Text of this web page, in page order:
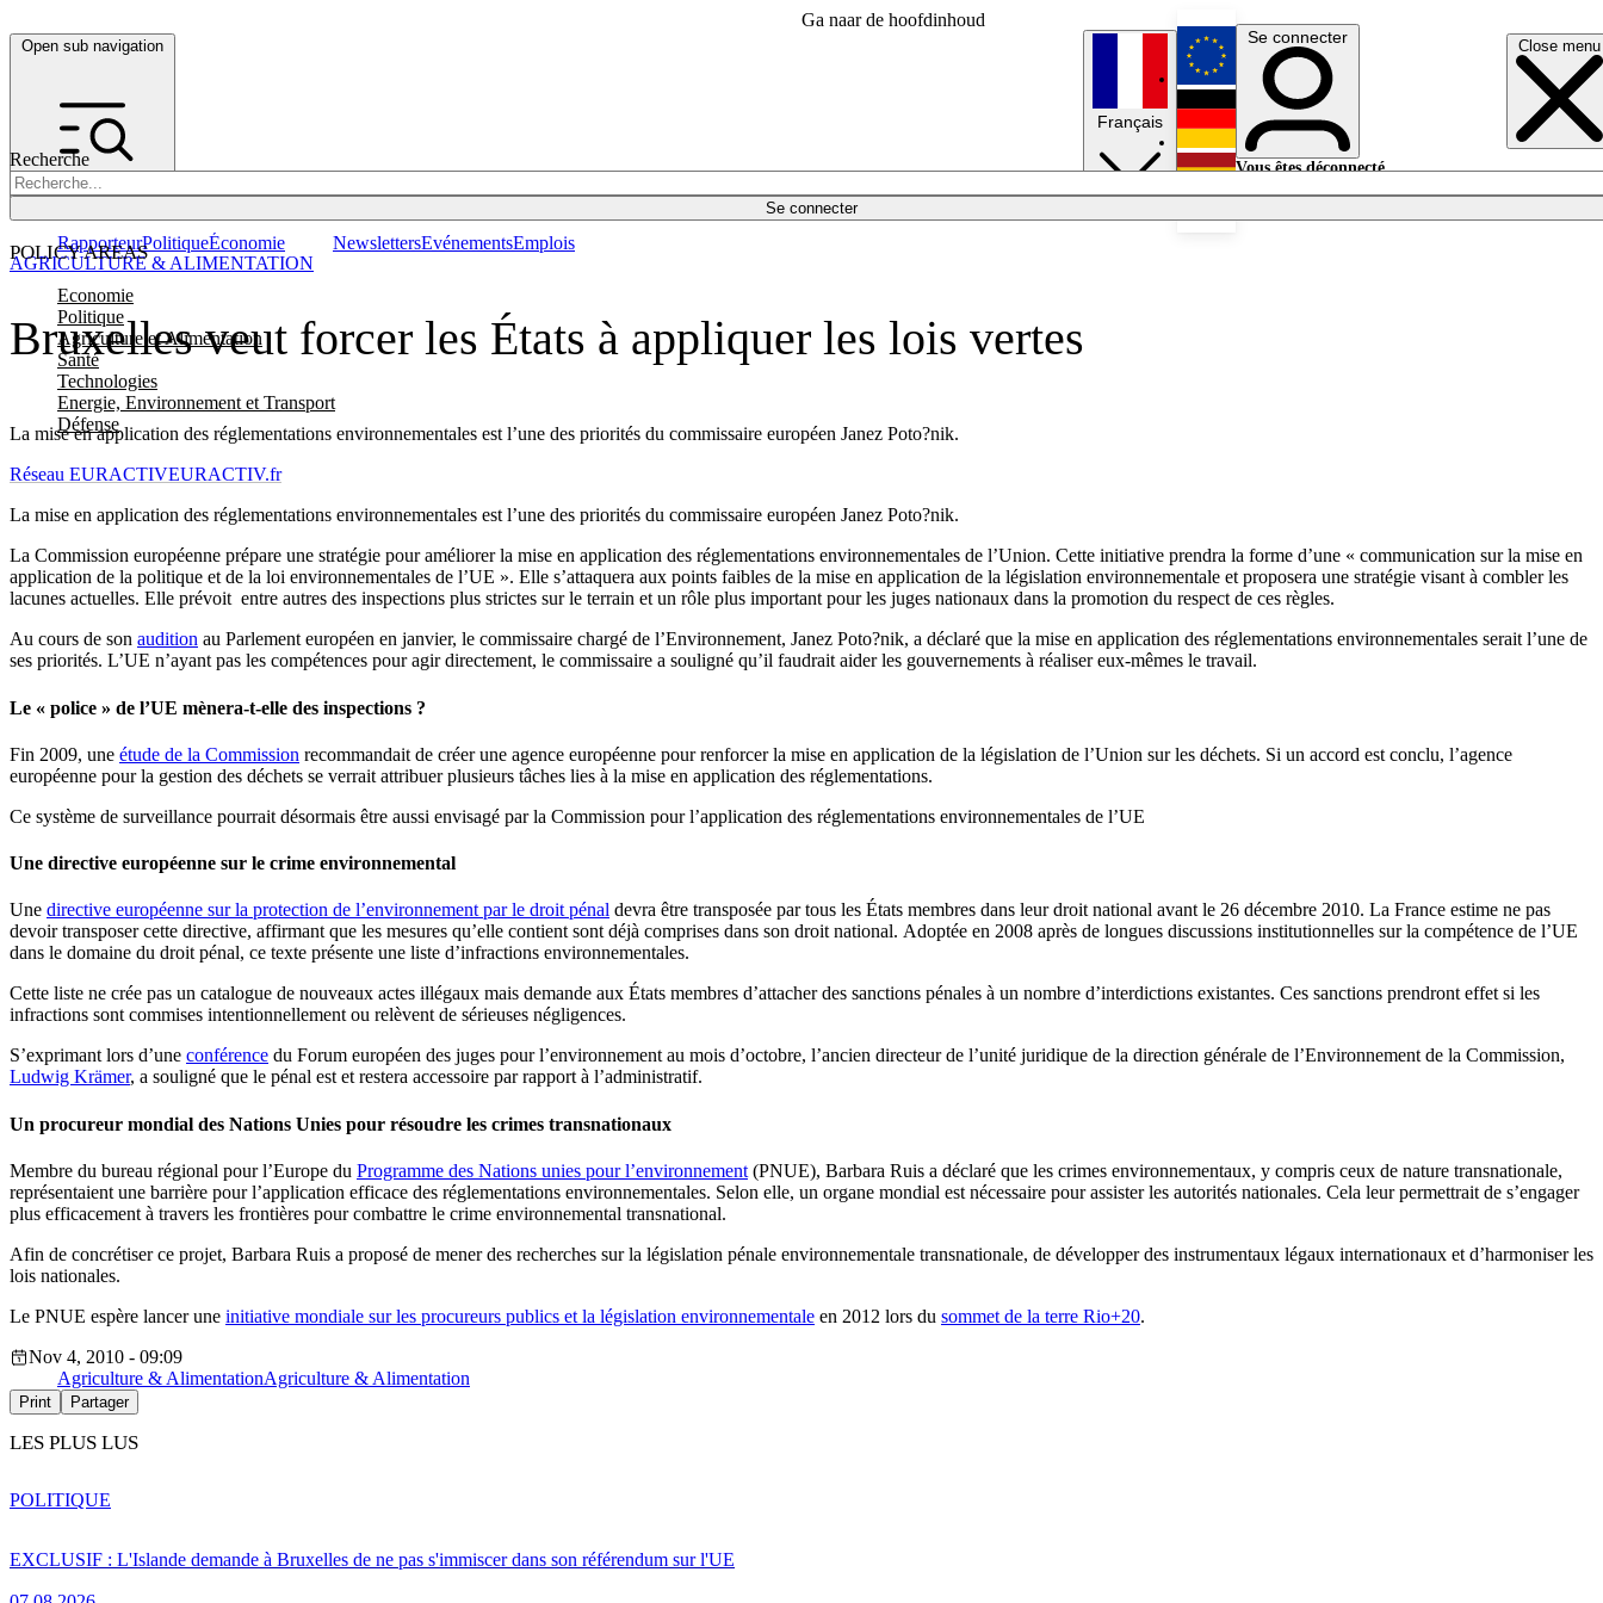
Ga naar de hoofdinhoud
Open sub navigation Close menu
Recherche
Se connecter
POLICY AREAS
Economie
Politique
Agriculture et Alimentation
Santé
Technologies
Energie, Environnement et Transport
Défense
RapporteurPolitiqueÉconomie NewslettersEvénementsEmplois
Français
English
Deutsch
Se connecter
Vous êtes déconnecté.
Bruxelles veut forcer les États à appliquer les lois vertes
La mise en application des réglementations environnementales est l’une des priorités du commissaire européen Janez Poto?nik.
AGRICULTURE & ALIMENTATION
Réseau EURACTIVEURACTIV.fr
La mise en application des réglementations environnementales est l’une des priorités du commissaire européen Janez Poto?nik.
La Commission européenne prépare une stratégie pour améliorer la mise en application des réglementations environnementales de l’Union. Cette initiative prendra la forme d’une « communication sur la mise en
application de la politique et de la loi environnementales de l’UE ». Elle s’attaquera aux points faibles de la mise en application de la législation environnementale et proposera une stratégie visant à combler les
lacunes actuelles. Elle prévoit entre autres des inspections plus strictes sur le terrain et un rôle plus important pour les juges nationaux dans la promotion du respect de ces règles.
Au cours de son audition au Parlement européen en janvier, le commissaire chargé de l’Environnement, Janez Poto?nik, a déclaré que la mise en application des réglementations environnementales serait l’une de
ses priorités. L’UE n’ayant pas les compétences pour agir directement, le commissaire a souligné qu’il faudrait aider les gouvernements à réaliser eux-mêmes le travail.
Le « police » de l’UE mènera-t-elle des inspections ?
Fin 2009, une étude de la Commission recommandait de créer une agence européenne pour renforcer la mise en application de la législation de l’Union sur les déchets. Si un accord est conclu, l’agence
européenne pour la gestion des déchets se verrait attribuer plusieurs tâches lies à la mise en application des réglementations.
Ce système de surveillance pourrait désormais être aussi envisagé par la Commission pour l’application des réglementations environnementales de l’UE
Une directive européenne sur le crime environnemental
Une directive européenne sur la protection de l’environnement par le droit pénal devra être transposée par tous les États membres dans leur droit national avant le 26 décembre 2010. La France estime ne pas
devoir transposer cette directive, affirmant que les mesures qu’elle contient sont déjà comprises dans son droit national. Adoptée en 2008 après de longues discussions institutionnelles sur la compétence de l’UE
dans le domaine du droit pénal, ce texte présente une liste d’infractions environnementales.
Cette liste ne crée pas un catalogue de nouveaux actes illégaux mais demande aux États membres d’attacher des sanctions pénales à un nombre d’interdictions existantes. Ces sanctions prendront effet si les
infractions sont commises intentionnellement ou relèvent de sérieuses négligences.
S’exprimant lors d’une conférence du Forum européen des juges pour l’environnement au mois d’octobre, l’ancien directeur de l’unité juridique de la direction générale de l’Environnement de la Commission,
Ludwig Krämer, a souligné que le pénal est et restera accessoire par rapport à l’administratif.
Un procureur mondial des Nations Unies pour résoudre les crimes transnationaux
Membre du bureau régional pour l’Europe du Programme des Nations unies pour l’environnement (PNUE), Barbara Ruis a déclaré que les crimes environnementaux, y compris ceux de nature transnationale,
représentaient une barrière pour l’application efficace des réglementations environnementales. Selon elle, un organe mondial est nécessaire pour assister les autorités nationales. Cela leur permettrait de s’engager
plus efficacement à travers les frontières pour combattre le crime environnemental transnational.
Afin de concrétiser ce projet, Barbara Ruis a proposé de mener des recherches sur la législation pénale environnementale transnationale, de développer des instrumentaux légaux internationaux et d’harmoniser les
lois nationales.
Le PNUE espère lancer une initiative mondiale sur les procureurs publics et la législation environnementale en 2012 lors du sommet de la terre Rio+20.
Nov 4, 2010 - 09:09
Agriculture & AlimentationAgriculture & Alimentation
Print Partager
LES PLUS LUS
EXCLUSIF : L'Islande demande à Bruxelles de ne pas s'immiscer dans son référendum sur l'UE
POLITIQUE